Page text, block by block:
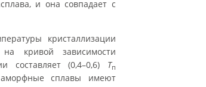
и она совпадает с
кристаллизации
кривой зависимости
составляет (0,4–0,6) Тп
сплавы имеют